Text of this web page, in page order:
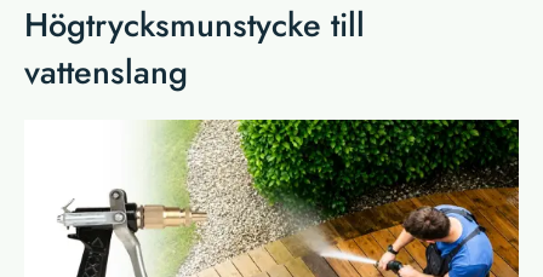
Högtrycksmunstycke till
vattenslang